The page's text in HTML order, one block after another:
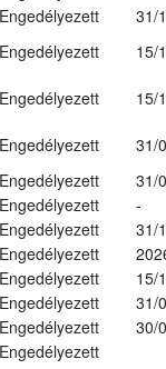
Engedélyezett
31/
Engedélyezett
15/
Engedélyezett
15/
Engedélyezett
31/
Engedélyezett
31/
Engedélyezett
-
Engedélyezett
31/
Engedélyezett
Engedélyezett
15/
Engedélyezett
31/
Engedélyezett
30/
Engedélyezett